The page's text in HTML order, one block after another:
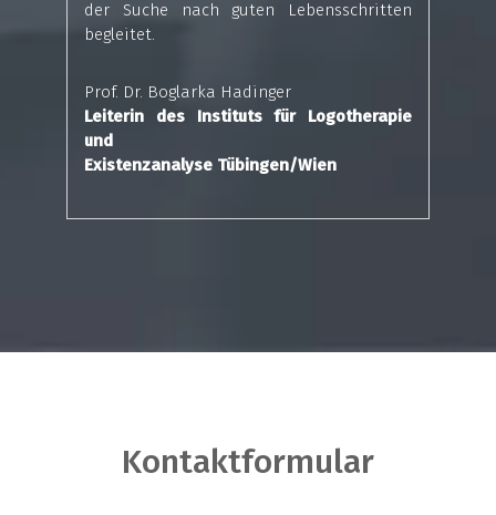
der Suche nach guten Lebensschritten
begleitet.
Prof. Dr. Boglarka Hadinger
Leiterin des Instituts für Logotherapie
und
Existenzanalyse Tübingen/Wien
Kontaktformular